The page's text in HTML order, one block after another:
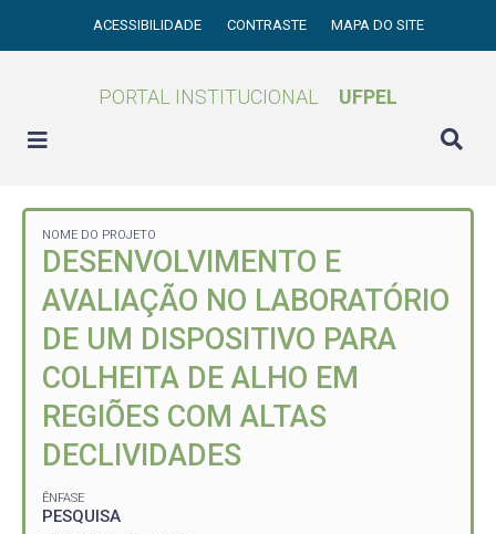
ACESSIBILIDADE CONTRASTE MAPA DO SITE
PORTAL INSTITUCIONAL UFPEL
NOME DO PROJETO
DESENVOLVIMENTO E
AVALIAÇÃO NO LABORATÓRIO
DE UM DISPOSITIVO PARA
COLHEITA DE ALHO EM
REGIÕES COM ALTAS
DECLIVIDADES
ÊNFASE
PESQUISA